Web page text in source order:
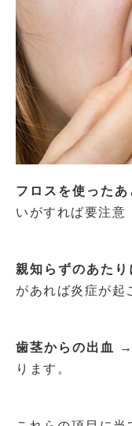
フロスを使った
いがすれば要注意
親知らずのあた
があれば炎症が起
歯茎からの出血
→
ります。